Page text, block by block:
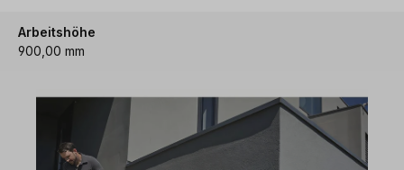
Arbeitshöhe
900,00 mm